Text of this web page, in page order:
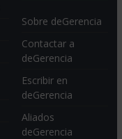
Sobre deGerencia
Contactar a
deGerencia
Escribir en
deGerencia
Aliados
deGerencia